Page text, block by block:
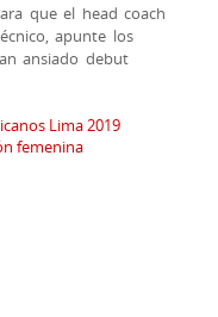
que el head coach
apunte los
ansiado debut
Lima 2019
femenina